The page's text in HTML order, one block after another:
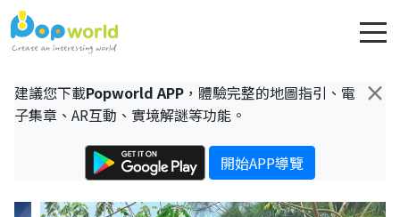
×
建議您下載Popworld APP ，體驗完整的地圖指引、電
子集章、AR互動、實境解謎等功能。
開始APP導覽